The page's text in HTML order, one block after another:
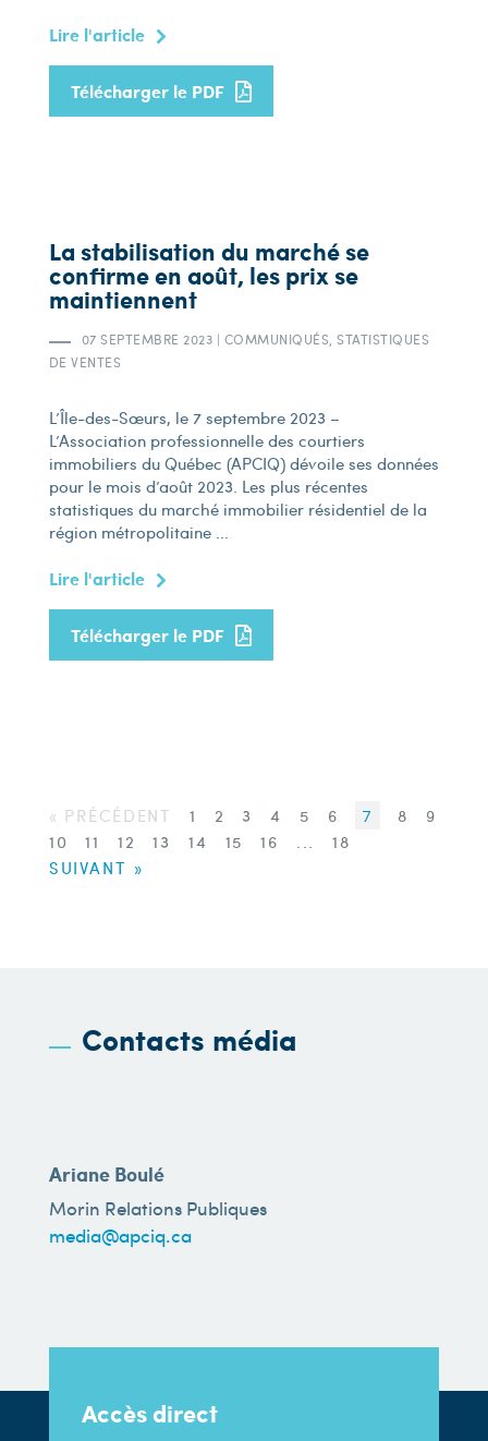
Lire l'article
Télécharger le PDF
La stabilisation du marché se
confirme en août, les prix se
maintiennent
07 SEPTEMBRE 2023 | COMMUNIQUÉS, STATISTIQUES
DE VENTES
L’Île-des-Sœurs, le 7 septembre 2023 –
L’Association professionnelle des courtiers
immobiliers du Québec (APCIQ) dévoile ses données
pour le mois d’août 2023. Les plus récentes
statistiques du marché immobilier résidentiel de la
région métropolitaine ...
Lire l'article
Télécharger le PDF
« PRÉCÉDENT 1 2 3 4 5 6 7 8
9
10
11 12 13 14 15 16 ...
18
SUIVANT »
Contacts média
Ariane Boulé
Morin Relations Publiques
media@apciq.ca
Accès direct